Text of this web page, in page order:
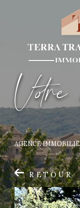
Vore
AGENCE
RETOUR